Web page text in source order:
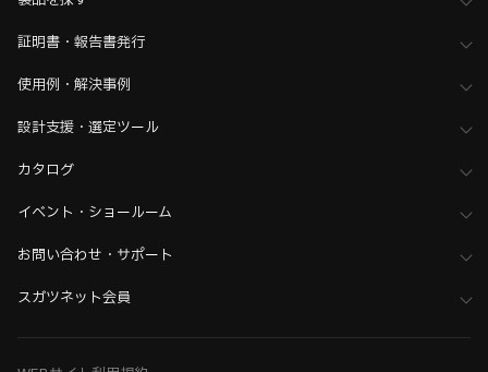
> DIRAK：ファスナー 製品一覧
証明書・報告書発行
使用例・解決事例
設計支援・選定ツール
カタログ
イベント・ショールーム
お問い合わせ・サポート
スガツネット会員